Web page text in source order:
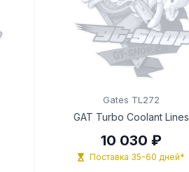
Gates TL272
GAT Turbo Coolant Lines
10 030 ₽
Поставка 35-60 дней*